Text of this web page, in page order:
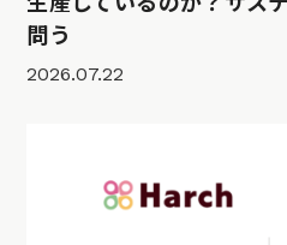
問う
2026.07.22